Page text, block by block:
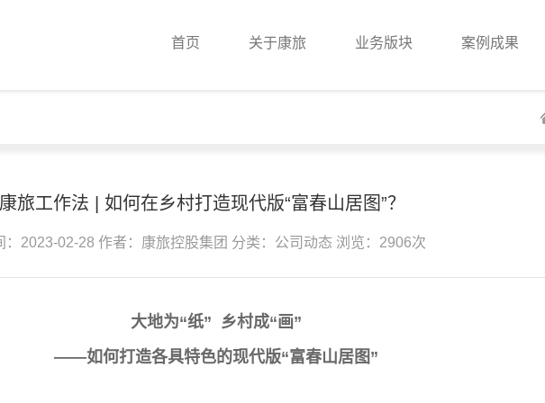
首页 关于康旅 业务版块 案例成果
旅工作法 | 如何在乡村打造现代版“富春山居图”？
：2023-02-28 作者：康旅控股集团 分类：公司动态 浏览：2906次
大地为“纸” 乡村成“画”
——如何打造各具特色的现代版“富春山居图”